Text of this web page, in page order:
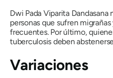
Dwi Pada Viparita Dandasana
personas que sufren
frecuentes. Por último,
tuberculosis deben
Variaciones